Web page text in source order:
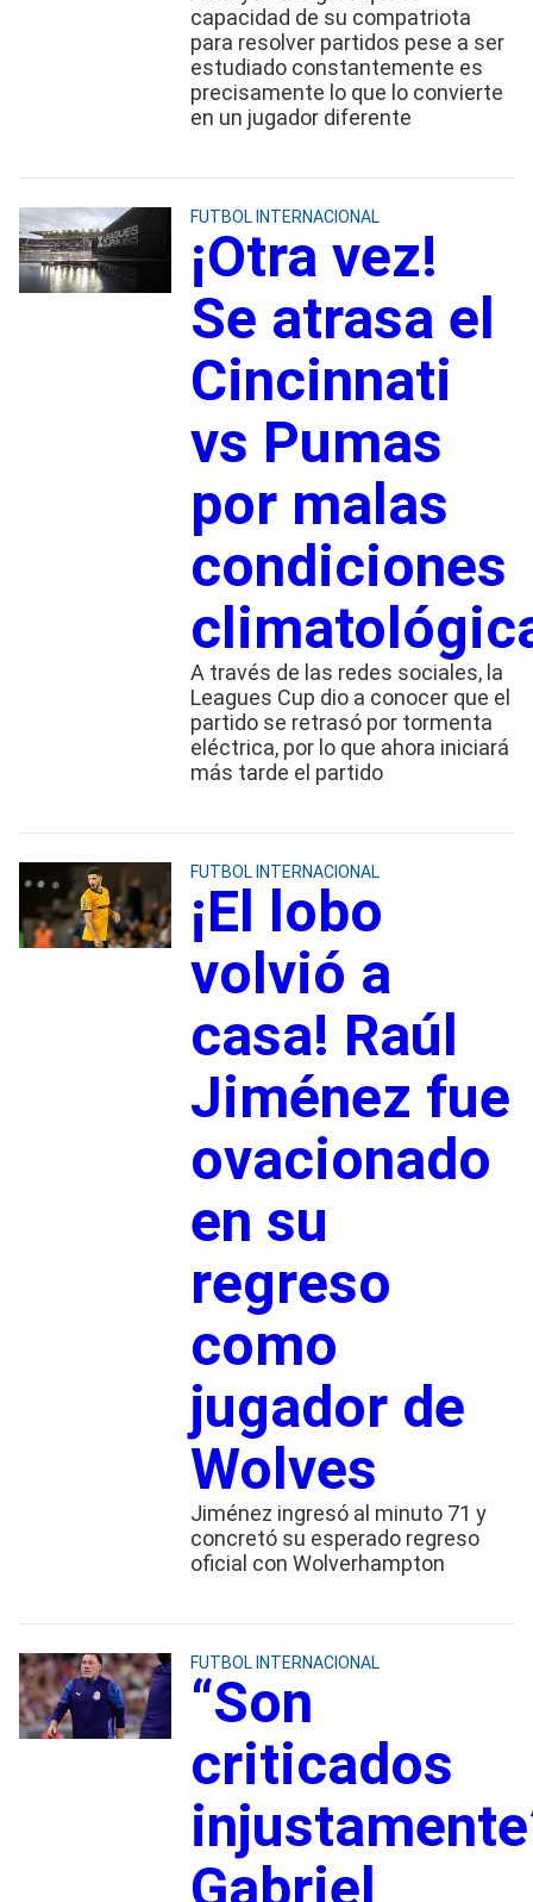
capacidad de su compatriota
para resolver partidos pese a ser
estudiado constantemente es
precisamente lo que lo convierte
en un jugador diferente
FUTBOL INTERNACIONAL
¡Otra vez!
Se atrasa el
Cincinnati
vs Pumas
por malas
condiciones
A través de las redes sociales, la
Leagues Cup dio a conocer que el
partido se retrasó por tormenta
eléctrica, por lo que ahora iniciará
más tarde el partido
FUTBOL INTERNACIONAL
¡El lobo
volvió a
casa! Raúl
Jiménez fue
ovacionado
en su
regreso
como
jugador de
Wolves
Jiménez ingresó al minuto 71 y
concretó su esperado regreso
oficial con Wolverhampton
FUTBOL INTERNACIONAL
“Son
criticados
Gabriel